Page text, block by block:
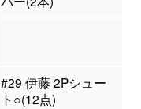
#29 伊藤 2Pシュー
ト○(12点)